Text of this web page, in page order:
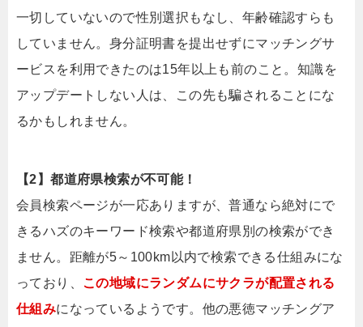
一切していないので性別選択もなし、年齢確認すらも
していません。身分証明書を提出せずにマッチングサ
ービスを利用できたのは15年以上も前のこと。知識を
アップデートしない人は、この先も騙されることにな
るかもしれません。
【2】都道府県検索が不可能！
会員検索ページが一応ありますが、普通なら絶対にで
きるハズのキーワード検索や都道府県別の検索ができ
ません。距離が5～100km以内で検索できる仕組みにな
っており、 この地域にランダムにサクラが配置される
仕組みになっているようです。他の悪徳マッチングア